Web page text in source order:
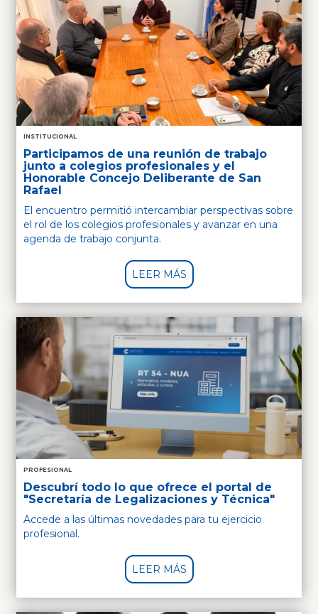
INSTITUCIONAL
Participamos de una reunión de trabajo
junto a colegios profesionales y el
Honorable Concejo Deliberante de San
Rafael
El encuentro permitió intercambiar perspectivas sobre
el rol de los colegios profesionales y avanzar en una
agenda de trabajo conjunta.
LEER MÁS
PROFESIONAL
Descubrí todo lo que ofrece el portal de
"Secretaría de Legalizaciones y Técnica"
Accede a las últimas novedades para tu ejercicio
profesional.
LEER MÁS